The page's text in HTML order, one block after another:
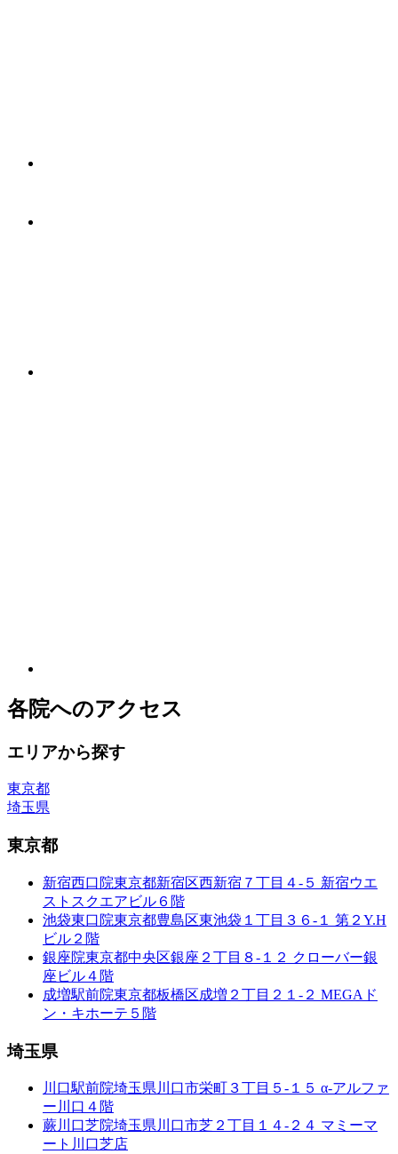
各院へのアクセス
エリアから探す
東京都
埼玉県
東京都
新宿西口院東京都新宿区西新宿７丁目４-５ 新宿ウエ
ストスクエアビル６階
池袋東口院東京都豊島区東池袋１丁目３６-１ 第２Y.H
ビル２階
銀座院東京都中央区銀座２丁目８-１２ クローバー銀
座ビル４階
成増駅前院東京都板橋区成増２丁目２１-２ MEGAド
ン・キホーテ５階
埼玉県
川口駅前院埼玉県川口市栄町３丁目５-１５ α-アルファ
ー川口４階
蕨川口芝院埼玉県川口市芝２丁目１４-２４ マミーマ
ート川口芝店